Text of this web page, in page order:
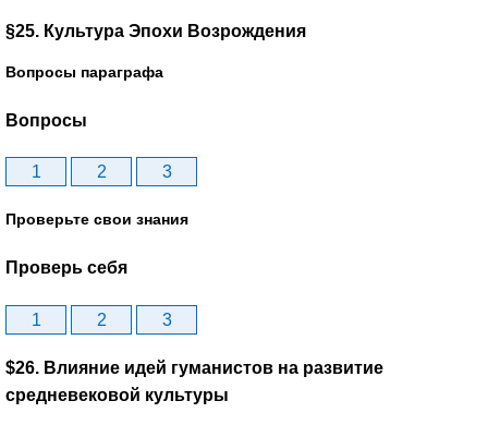
§25. Культура Эпохи Возрождения
Вопросы параграфа
Вопросы
1 2 3
Проверьте свои знания
Проверь себя
1 2 3
$26. Влияние идей гуманистов на развитие
средневековой культуры